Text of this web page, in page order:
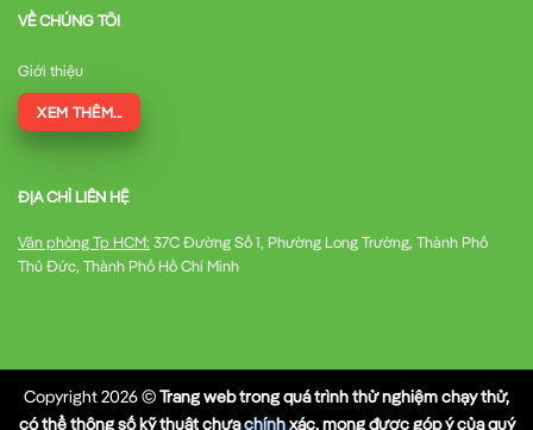
VỀ CHÚNG TÔI
Giới thiệu
XEM THÊM...
ĐỊA CHỈ LIÊN HỆ
Văn phòng Tp HCM: 37C Đường Số 1, Phường Long Trường, Thành Phố
Thủ Đức, Thành Phố Hồ Chí Minh
Copyright 2026 ©Trang web trong quá trình thử nghiệm chạy thử,
có thể thông số kỹ thuật chưa chính xác, mong được góp ý của quý